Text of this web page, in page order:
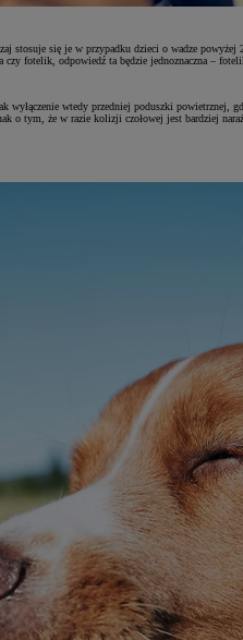
stosuje się je w przypadku dzieci o wadze
fotelik, odpowiedź ta będzie jednoznaczna –
wtedy przedniej poduszki powietrznej,
tym, że w razie kolizji czołowej jest bardziej